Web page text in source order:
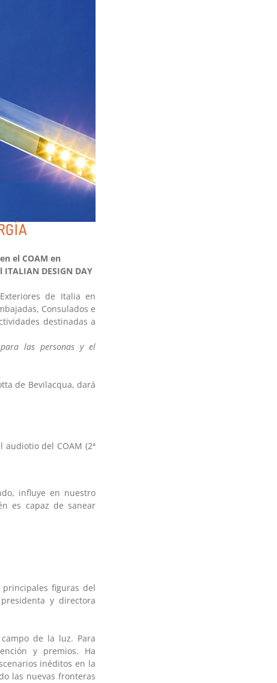
el COAM en
DESIGN DAY
de Italia en
Consulados e
destinadas a
las personas y el
de Bevilacqua, dará
del COAM (2ª
influye en nuestro
es capaz de sanear
figuras del
y directora
de la luz. Para
y premios. Ha
inéditos en la
las nuevas fronteras